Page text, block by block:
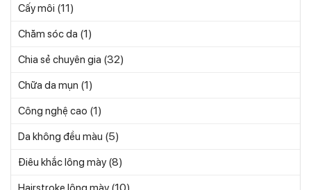
Cấy môi (11)
Chăm sóc da (1)
Chia sẻ chuyên gia (32)
Chữa da mụn (1)
Công nghệ cao (1)
Da không đều màu (5)
Điêu khắc lông mày (8)